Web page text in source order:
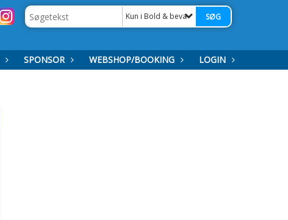
Kun i Bold & bevægelse (3-5 år)
SPONSOR WEBSHOP/BOOKING LOGIN